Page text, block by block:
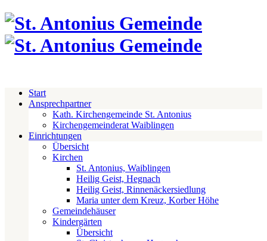
Start
Ansprechpartner
Kath. Kirchengemeinde St. Antonius
Kirchengemeinderat Waiblingen
Einrichtungen
Übersicht
Kirchen
St. Antonius, Waiblingen
Heilig Geist, Hegnach
Heilig Geist, Rinnenäckersiedlung
Maria unter dem Kreuz, Korber Höhe
Gemeindehäuser
Kindergärten
Übersicht